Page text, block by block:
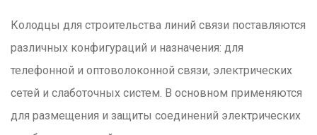
Колодцы для строительства линий связи поставляются
различных конфигураций и назначения: для
телефонной и оптоволоконной связи, электрических
сетей и слаботочных систем. В основном применяются
для размещения и защиты соединений электрических